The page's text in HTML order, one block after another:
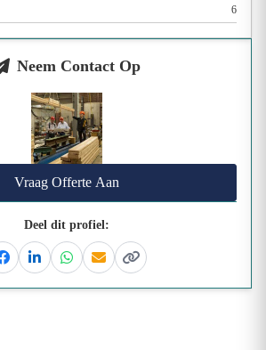
6
Neem Contact Op
Vraag Offerte Aan
Deel dit profiel:
FacebookLinkedinWhatsapp
EmailKopieer link